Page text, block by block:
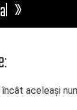
»
aceleași